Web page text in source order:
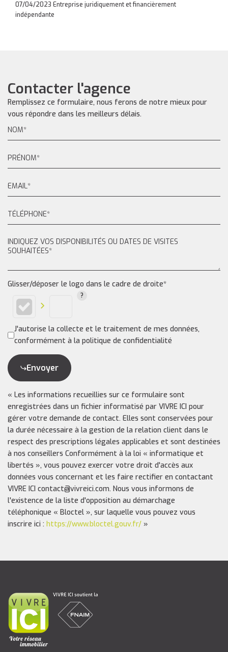
07/04/2023 Entreprise juridiquement et financièrement
indépendante
Contacter l'agence
Remplissez ce formulaire, nous ferons de notre mieux pour
vous répondre dans les meilleurs délais.
Glisser/déposer le logo dans le cadre de droite*
J'autorise la collecte et le traitement de mes données,
conformément à la politique de confidentialité
Envoyer
« Les informations recueillies sur ce formulaire sont
enregistrées dans un fichier informatisé par VIVRE ICI pour
gérer votre demande de contact. Elles sont conservées pour
la durée nécessaire à la gestion de la relation client dans le
respect des prescriptions légales applicables et sont destinées
à nos conseillers Conformément à la loi « informatique et
libertés », vous pouvez exercer votre droit d'accès aux
données vous concernant et les faire rectifier en contactant
VIVRE ICI contact@vivreici.com. Nous vous informons de
l'existence de la liste d'opposition au démarchage
téléphonique « Bloctel », sur laquelle vous pouvez vous
inscrire ici : https://www.bloctel.gouv.fr/ »